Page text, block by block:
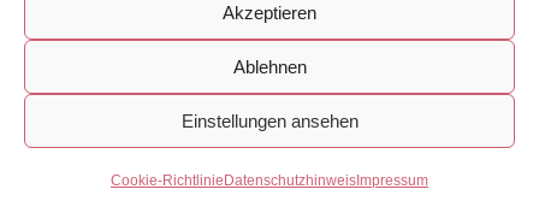
Akzeptieren
Ablehnen
Einstellungen ansehen
Cookie-Richtlinie Datenschutzhinweis Impressum
Impressum-Datenschutz-Cookies